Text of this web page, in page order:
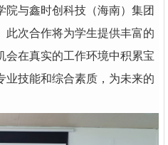
院与鑫时创科技（海南）集团
此次合作将为学生提供丰富的
会在真实的工作环境中积累宝
业技能和综合素质，为未来的